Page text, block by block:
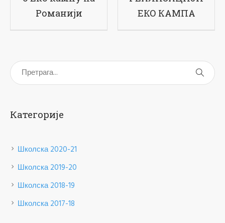
ЕКО КАМПА
Категорије
Школска 2020-21
Школска 2019-20
Школска 2018-19
Школска 2017-18